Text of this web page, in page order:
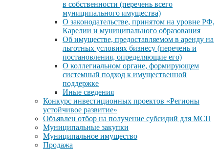
в собственности (перечень всего
муниципального имущества)
О законодательстве, принятом на уровне РФ,
Карелии и муниципального образования
Об имуществе, предоставляемом в аренду на
льготных условиях бизнесу (перечень и
постановления, определяющие его)
О коллегиальном органе, формирующем
системный подход к имущественной
поддержке
Иные сведения
Конкурс инвестиционных проектов «Регионы
устойчивое развитие»
Объявлен отбор на получение субсидий для МСП
Муниципальные закупки
Муниципальное имущество
Продажа